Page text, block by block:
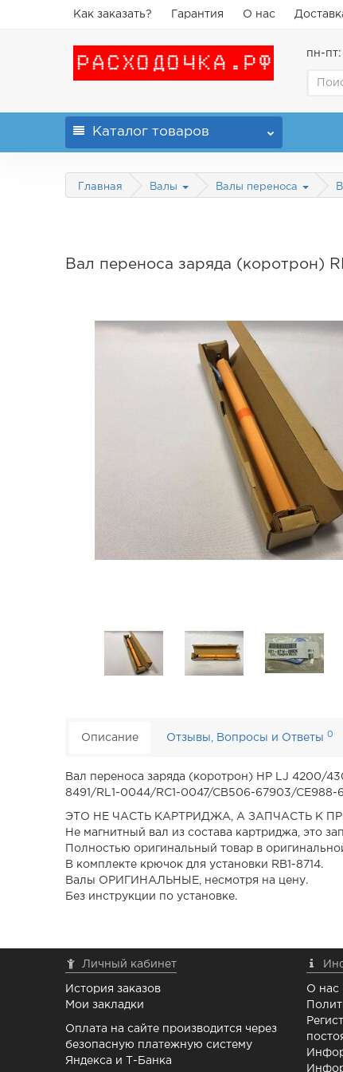
Как заказать? Гарантия О нас
пн-
Каталог товаров
Главная Валы Валы переноса
Вал переноса заряда (коротрон)
Описание Отзывы, Вопросы и Ответы0
Вал переноса заряда (коротрон) HP LJ 4200/
8491/RL1-0044/RC1-0047/CB506-67903/CE988-
ЭТО НЕ ЧАСТЬ КАРТРИДЖА, А ЗАПЧАСТЬ К
Не магнитный вал из состава картриджа, это
Полностью оригинальный товар в
В комплекте крючок для установки RB1-8714.
Валы ОРИГИНАЛЬНЫЕ, несмотря на цену.
Без инструкции по установке.
Личный кабинет
История заказов
Мои закладки
Оплата на сайте производится через
безопасную платежную систему
Яндекса и Т-Банка
О нас